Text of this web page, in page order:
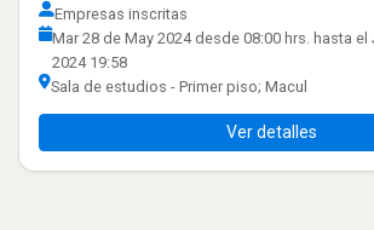
Empresas inscritas
Mar 28 de May 2024 desde 08:00 hrs. hasta el
2024 19:58
Sala de estudios - Primer piso; Macul
Ver detalles